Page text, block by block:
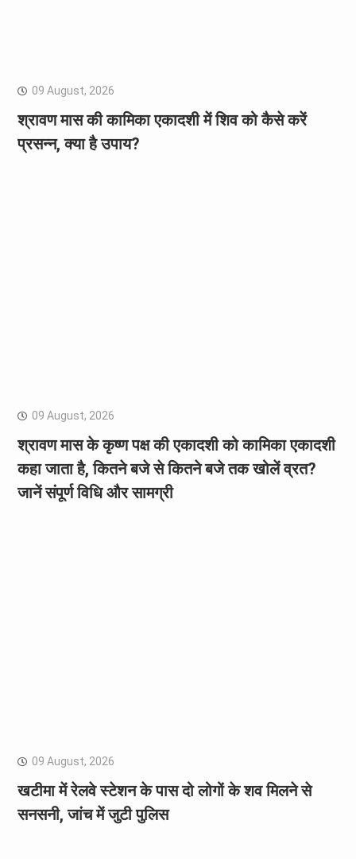
09 August, 2026
श्रावण मास की कामिका एकादशी में शिव को कैसे करें
प्रसन्न, क्या है उपाय?
09 August, 2026
श्रावण मास के कृष्ण पक्ष की एकादशी को कामिका एकादशी
कहा जाता है, कितने बजे से कितने बजे तक खोलें व्रत?
जानें संपूर्ण विधि और सामग्री
09 August, 2026
खटीमा में रेलवे स्टेशन के पास दो लोगों के शव मिलने से
सनसनी, जांच में जुटी पुलिस